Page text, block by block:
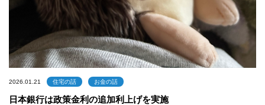
2026.01.21 住宅の話 お金の話
日本銀行は政策金利の追加利上げを実施